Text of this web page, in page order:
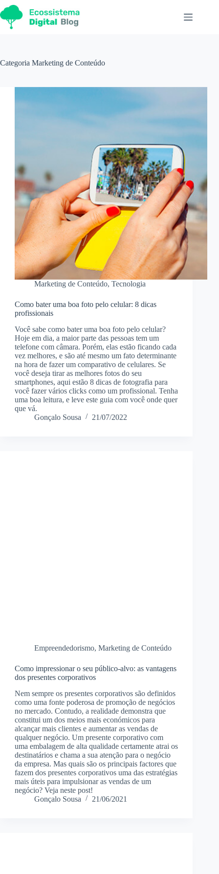
Pular
para
o
conteúdo
Categoria Marketing de Conteúdo
Marketing de Conteúdo, Tecnologia
Como bater uma boa foto pelo celular: 8 dicas
profissionais
Você sabe como bater uma boa foto pelo celular?
Hoje em dia, a maior parte das pessoas tem um
telefone com câmara. Porém, elas estão ficando cada
vez melhores, e são até mesmo um fato determinante
na hora de fazer um comparativo de celulares. Se
você deseja tirar as melhores fotos do seu
smartphones, aqui estão 8 dicas de fotografia para
você fazer vários clicks como um profissional. Tenha
uma boa leitura, e leve este guia com você onde quer
que vá.
Gonçalo Sousa
21/07/2022
Empreendedorismo, Marketing de Conteúdo
Como impressionar o seu público-alvo: as vantagens
dos presentes corporativos
Nem sempre os presentes corporativos são definidos
como uma fonte poderosa de promoção de negócios
no mercado. Contudo, a realidade demonstra que
constitui um dos meios mais económicos para
alcançar mais clientes e aumentar as vendas de
qualquer negócio. Um presente corporativo com
uma embalagem de alta qualidade certamente atrai os
destinatários e chama a sua atenção para o negócio
da empresa. Mas quais são os principais factores que
fazem dos presentes corporativos uma das estratégias
mais úteis para impulsionar as vendas de um
negócio? Veja neste post!
Gonçalo Sousa
21/06/2021